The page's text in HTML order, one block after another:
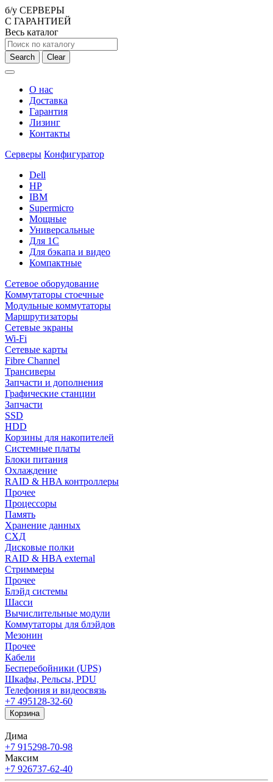
б/у СЕРВЕРЫ
С ГАРАНТИЕЙ
Весь каталог
Search Clear
О нас
Доставка
Гарантия
Лизинг
Контакты
Серверы Конфигуратор
Dell
HP
IBM
Supermicro
Мощные
Универсальные
Для 1С
Для бэкапа и видео
Компактные
Сетевое оборудование
Коммутаторы стоечные
Модульные коммутаторы
Маршрутизаторы
Сетевые экраны
Wi-Fi
Сетевые карты
Fibre Channel
Трансиверы
Запчасти и дополнения
Графические станции
Запчасти
SSD
HDD
Корзины для накопителей
Системные платы
Блоки питания
Охлаждение
RAID & HBA контроллеры
Прочее
Процессоры
Память
Хранение данных
СХД
Дисковые полки
RAID & HBA external
Стриммеры
Прочее
Блэйд системы
Шасси
Вычислительные модули
Коммутаторы для блэйдов
Мезонин
Прочее
Кабели
Бесперебойники (UPS)
Шкафы, Рельсы, PDU
Телефония и видеосвязь
+7 495128-32-60
Корзина
Дима
+7 915298-70-98
Максим
+7 926737-62-40